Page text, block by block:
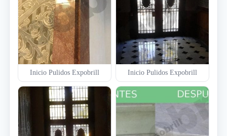
Inicio Pulidos Expobrill Inicio Pulidos Expobrill